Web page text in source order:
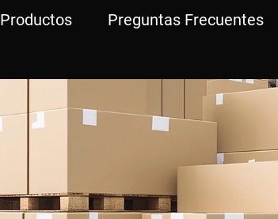
Productos Preguntas Frecuentes